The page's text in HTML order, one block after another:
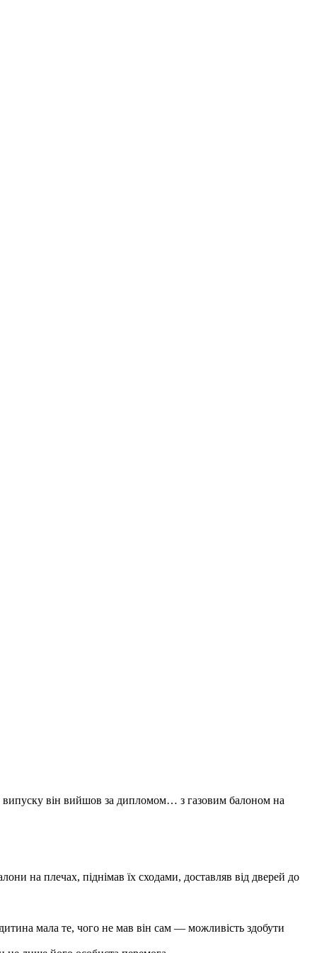
випуску він вийшов за дипломом… з газовим балоном на
на плечах, піднімав їх сходами, доставляв від дверей до
мала те, чого не мав він сам — можливість здобути